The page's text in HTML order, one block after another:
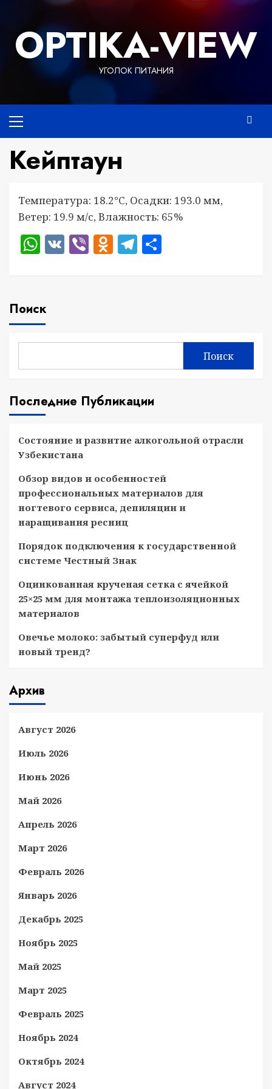
содержимому
OPTIKA-VIEW
УГОЛОК ПИТАНИЯ
меню
Кейптаун
Температура: 18.2°C, Осадки: 193.0 мм,
Ветер: 19.9 м/с, Влажность: 65%
WhatsApp
VKViberOdnoklassniki
Telegram
Поиск
Поиск
Последние Публикации
Состояние и развитие алкогольной отрасли
Узбекистана
Обзор видов и особенностей
профессиональных материалов для
ногтевого сервиса, депиляции и
наращивания ресниц
Порядок подключения к государственной
системе Честный Знак
Оцинкованная крученая сетка с ячейкой
25×25 мм для монтажа теплоизоляционных
материалов
Овечье молоко: забытый суперфуд или
новый тренд?
Архив
Август 2026
Июль 2026
Июнь 2026
Май 2026
Апрель 2026
Март 2026
Февраль 2026
Январь 2026
Декабрь 2025
Ноябрь 2025
Май 2025
Март 2025
Февраль 2025
Ноябрь 2024
Октябрь 2024
Август 2024